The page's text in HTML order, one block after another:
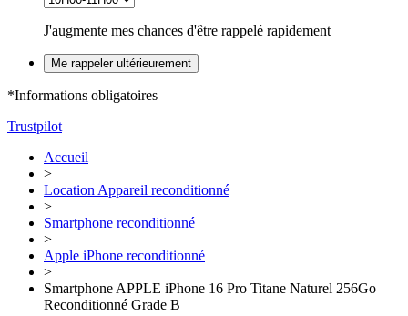
J'augmente mes chances d'être rappelé rapidement
Me rappeler ultérieurement
*Informations obligatoires
Trustpilot
Accueil
>
Location Appareil reconditionné
>
Smartphone reconditionné
>
Apple iPhone reconditionné
>
Smartphone APPLE iPhone 16 Pro Titane Naturel 256Go
Reconditionné Grade B